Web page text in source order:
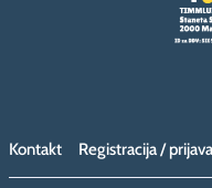
Kontakt Registracija / prijava